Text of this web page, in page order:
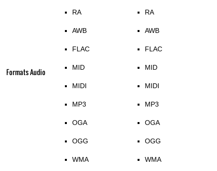
Formats Audio
RA
AWB
FLAC
MID
MIDI
MP3
OGA
OGG
WMA
RA
AWB
FLAC
MID
MIDI
MP3
OGA
OGG
WMA